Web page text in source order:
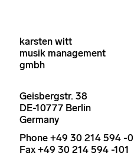
karsten witt
musik management
gmbh
Geisbergstr. 38
DE-10777 Berlin
Germany
Phone +49 30 214 594 -0
Fax +49 30 214 594 -101